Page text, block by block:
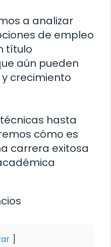
a analizar
de empleo
título
aún pueden
crecimiento
hasta
cómo es
carrera exitosa